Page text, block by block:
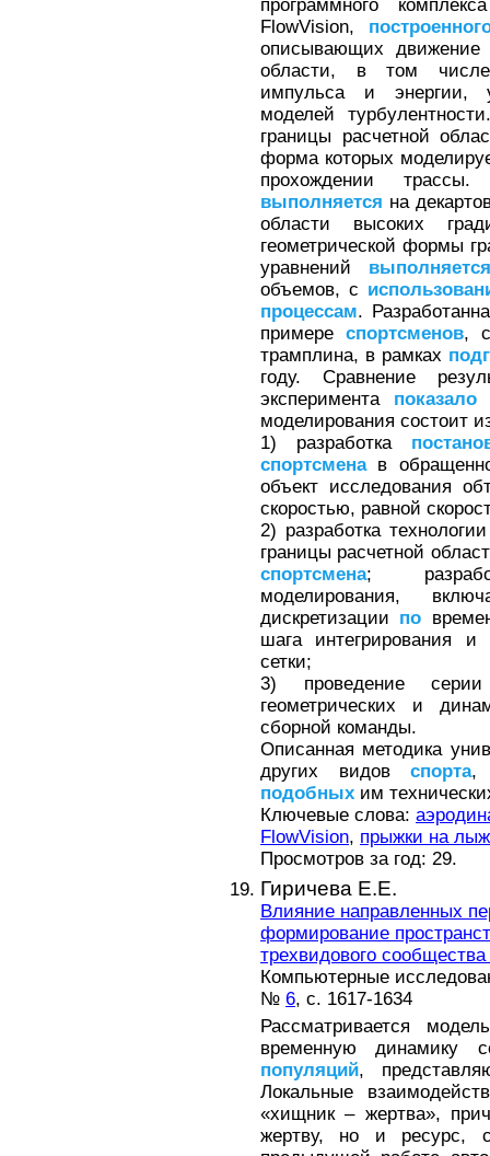
программного
FlowVision,
описывающих движение
области, в том
импульса и энергии,
моделей
границы расчетной
форма которых
прохождении
выполняется на
области высоких
геометрической формы
уравнений
объемов, с
процессам.
примере спортсменов,
трамплина, в рамках
году. Сравнение
эксперимента показало
моделирования состоит
1) разработка
спортсменав
объект исследования
скоростью, равной
2) разработка
границы расчетной
спортсмена;
моделирования,
дискретизации по
шага интегрирования и
сетки;
3) проведение
геометрических и
сборной команды.
Описанная методика
других видовспорта,
подобных им
Ключевые слова:
FlowVision, прыжки на
Просмотров за год: 29.
Гиричева Е.Е.
Влияние направленных
формирование
трехвидового
Компьютерные
№ 6, с. 1617-1634
Рассматривается
временную динамику
популяций,
Локальные
«хищник – жертва»,
жертву, но и ресурс,